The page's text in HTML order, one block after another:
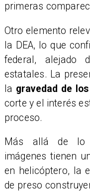
primeras
Otro elemento
la DEA, lo que
federal, alejado
estatales. La
la gravedad de
corte y el interés
proceso.
Más allá de lo
imágenes tienen
en helicóptero, la
de preso